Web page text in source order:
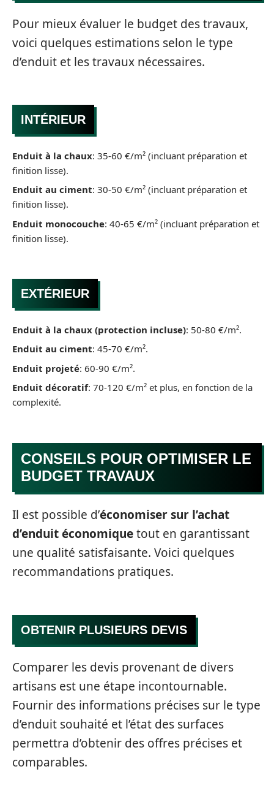
Pour mieux évaluer le budget des travaux,
voici quelques estimations selon le type
d’enduit et les travaux nécessaires.
INTÉRIEUR
Enduit à la chaux: 35-60 €/m² (incluant préparation et
finition lisse).
Enduit au ciment: 30-50 €/m² (incluant préparation et
finition lisse).
Enduit monocouche: 40-65 €/m² (incluant préparation et
finition lisse).
EXTÉRIEUR
Enduit à la chaux (protection incluse): 50-80 €/m².
Enduit au ciment: 45-70 €/m².
Enduit projeté: 60-90 €/m².
Enduit décoratif: 70-120 €/m² et plus, en fonction de la
complexité.
CONSEILS POUR OPTIMISER LE
BUDGET TRAVAUX
Il est possible d’économiser sur l’achat
d’enduit économiquetout en garantissant
une qualité satisfaisante. Voici quelques
recommandations pratiques.
OBTENIR PLUSIEURS DEVIS
Comparer les devis provenant de divers
artisans est une étape incontournable.
Fournir des informations précises sur le type
d’enduit souhaité et l’état des surfaces
permettra d’obtenir des offres précises et
comparables.